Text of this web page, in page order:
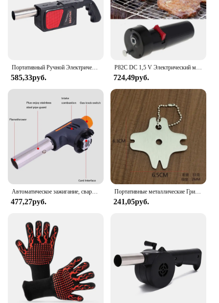
585,33руб.
P82C DC 1,5 V Электрический мотор-гриль детали для барбекю, вращающиеся моторы для гриля, походные инструменты для приготовления пищи
724,49руб.
Автоматическое зажигание, сварочный инструмент, газовая лампа, Бутановая горелка для барбекю, кемпинга, походов, огнемет
477,27руб.
Портативные металлические Грили для барбекю, гриль для чистки, скребок для барбекю, скребок для чистки гриля, чистящее средство для барбекю
241,05руб.